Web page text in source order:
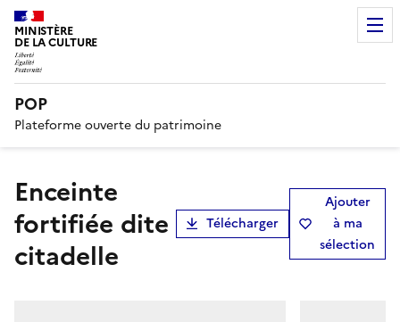
MINISTÈRE
DE LA CULTURE
POP
Plateforme ouverte du patrimoine
Enceinte
fortifiée dite
citadelle
Télécharger
Ajouter
à ma
sélection